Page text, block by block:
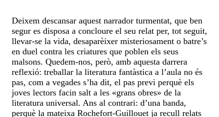
Deixem descansar aquest narrador turmentat, que ben
segur es disposa a concloure el seu relat per, tot seguit,
llevar-se la vida, desaparèixer misteriosament o batre’s
en duel contra les criatures que poblen els seus
malsons. Quedem-nos, però, amb aquesta darrera
reflexió: treballar la literatura fantàstica a l’aula no és
pas, com a vegades s’ha dit, el pas previ perquè els
joves lectors facin salt a les «grans obres» de la
literatura universal. Ans al contrari: d’una banda,
perquè la mateixa Rochefort-Guillouet ja recull relats